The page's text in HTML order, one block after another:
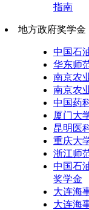
指南
地方政府奖学金
中国石
华东师
南京农
南京农
中国药
厦门大
昆明医
重庆大
浙江师
中国石
奖学金
大连海
大连海